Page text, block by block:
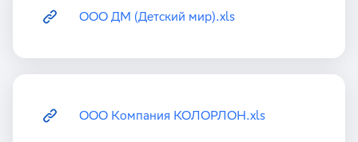
ООО ДМ (Детский мир).xls
ООО Компания КОЛОРЛОН.xls